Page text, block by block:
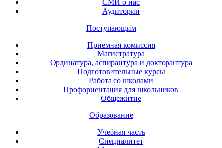
СМИ о нас
Аудитории
Поступающим
Приемная комиссия
Магистратура
Ординатура, аспирантура и докторантура
Подготовительные курсы
Работа со школами
Профориентация для школьников
Общежитие
Образование
Учебная часть
Специалитет